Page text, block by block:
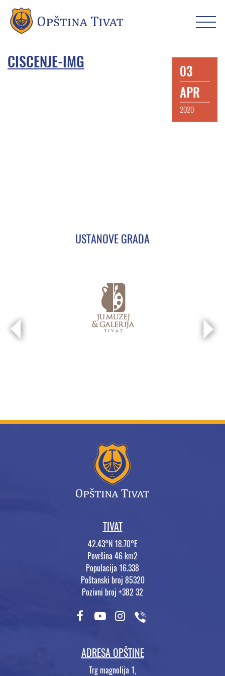
CISCENJE-IMG
03
APR
2020
USTANOVE GRADA
TIVAT
42.43°N 18.70°E
Površina 46 km2
Populacija 16.338
Poštanski broj 85320
Pozivni broj +382 32
ADRESA OPŠTINE
Trg magnolija 1,